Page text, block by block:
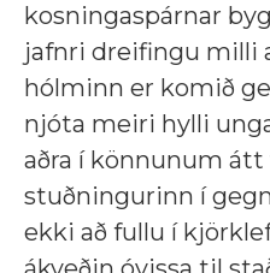
kosningaspárnar
jafnri dreifingu milli
hólminn er komið
njóta meiri hylli
aðra í könnunum átt
stuðningurinn í
ekki að fullu í